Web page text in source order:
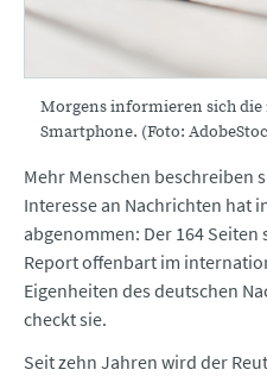
Morgens informieren sich
Smartphone. (Foto:
Mehr Menschen beschreiben
Interesse an Nachrichten hat
abgenommen: Der 164 Seiten
Report offenbart im
Eigenheiten des deutschen
checkt sie.
Seit zehn Jahren wird der